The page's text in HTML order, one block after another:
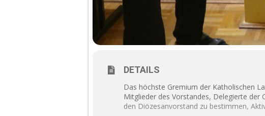
DETAILS
Das höchste Gremium der Katholischen
Mitglieder des Vorstandes, Delegierte
den Diözesanvorstand zu bestimmen,